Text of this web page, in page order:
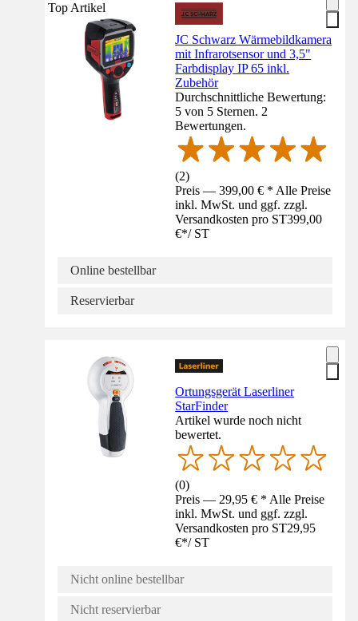
Top Artikel
JC Schwarz Wärmebildkamera
mit Infrarotsensor und 3,5"
Farbdisplay IP 65 inkl.
Zubehör
Durchschnittliche Bewertung:
5 von 5 Sternen. 2
Bewertungen.
(2)
Preis — 399,00 € * Alle Preise
inkl. MwSt. und ggf. zzgl.
Versandkosten pro ST399,00
€*/ ST
Online bestellbar
Reservierbar
Ortungsgerät Laserliner
StarFinder
Artikel wurde noch nicht
bewertet.
(0)
Preis — 29,95 € * Alle Preise
inkl. MwSt. und ggf. zzgl.
Versandkosten pro ST29,95
€*/ ST
Nicht online bestellbar
Nicht reservierbar